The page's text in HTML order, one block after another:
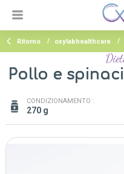
Ritorno oxylabhealthcare
Pollo e
CONDIZIONAMENTO :
270 g